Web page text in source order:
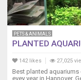
PETS & ANIMALS
PLANTED
142 likes 27,025
Best planted
evey year in Hannover,